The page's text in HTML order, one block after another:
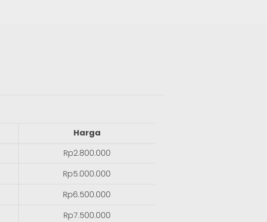
Harga
Rp2.800.000
Rp5.000.000
Rp6.500.000
Rp7.500.000